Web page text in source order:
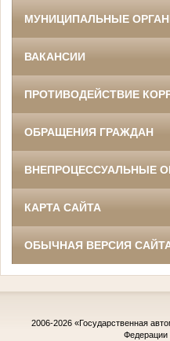
МУНИЦИПАЛЬНЫЕ
ВАКАНСИИ
ПРОТИВОДЕЙСТВИЕ
ОБРАЩЕНИЯ ГРАЖДАН
ВНЕПРОЦЕССУАЛЬНЫЕ
КАРТА САЙТА
ОБЫЧНАЯ ВЕРСИЯ
2006-2026 «Государственная
Федерации